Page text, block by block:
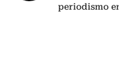
periodismo